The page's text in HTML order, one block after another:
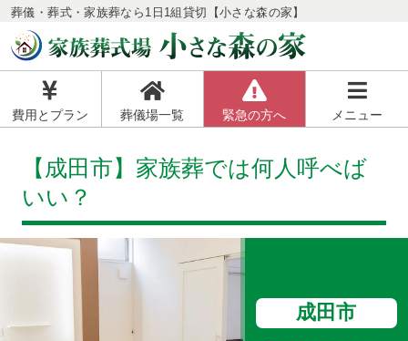
葬儀・葬式・家族葬なら1日1組貸切【小さな森の家】
費用とプラン 葬儀場一覧 緊急の方へ メニュー
【成田市】家族葬では何人呼べば
いい？
成田市